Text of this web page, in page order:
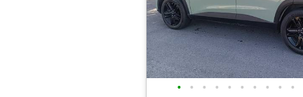
• • • • • • • • • •